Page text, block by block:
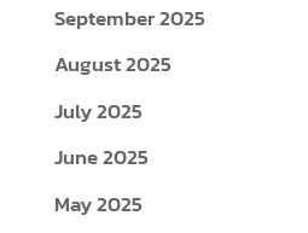
September 2025
August 2025
July 2025
June 2025
May 2025